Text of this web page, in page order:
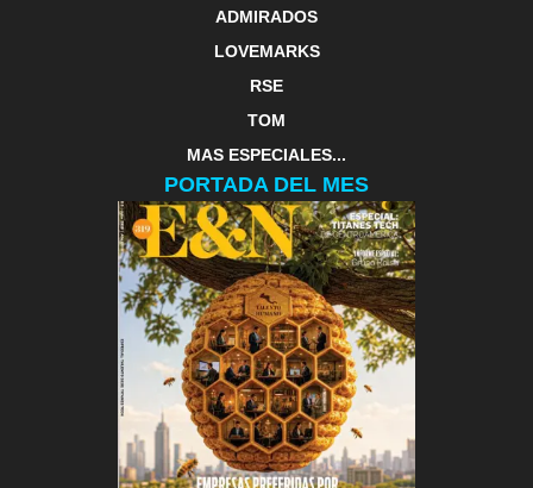
ADMIRADOS
LOVEMARKS
RSE
TOM
MAS ESPECIALES...
PORTADA DEL MES